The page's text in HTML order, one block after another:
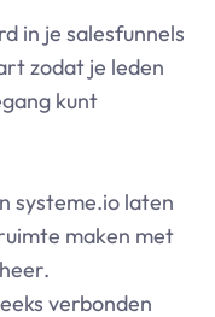
in je salesfunnels
zodat je leden
kunt
systeme.io laten
maken met
verbonden